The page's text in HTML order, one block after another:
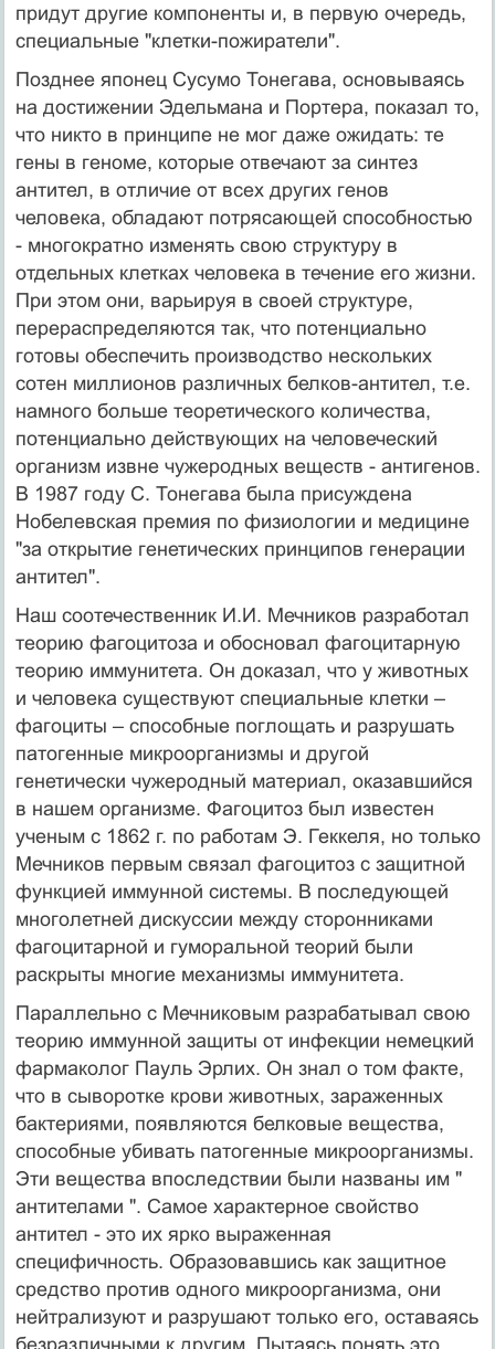
придут другие компоненты и, в первую очередь,
специальные "клетки-пожиратели".
Позднее японец Сусумо Тонегава, основываясь
на достижении Эдельмана и Портера, показал то,
что никто в принципе не мог даже ожидать: те
гены в геноме, которые отвечают за синтез
антител, в отличие от всех других генов
человека, обладают потрясающей способностью
- многократно изменять свою структуру в
отдельных клетках человека в течение его жизни.
При этом они, варьируя в своей структуре,
перераспределяются так, что потенциально
готовы обеспечить производство нескольких
сотен миллионов различных белков-антител, т.е.
намного больше теоретического количества,
потенциально действующих на человеческий
организм извне чужеродных веществ - антигенов.
В 1987 году С. Тонегава была присуждена
Нобелевская премия по физиологии и медицине
"за открытие генетических принципов генерации
антител".
Наш соотечественник И.И. Мечников разработал
теорию фагоцитоза и обосновал фагоцитарную
теорию иммунитета. Он доказал, что у животных
и человека существуют специальные клетки –
фагоциты – способные поглощать и разрушать
патогенные микроорганизмы и другой
генетически чужеродный материал, оказавшийся
в нашем организме. Фагоцитоз был известен
ученым c 1862 г. по работам Э. Геккеля, но только
Мечников первым связал фагоцитоз с защитной
функцией иммунной системы. В последующей
многолетней дискуссии между сторонниками
фагоцитарной и гуморальной теорий были
раскрыты многие механизмы иммунитета.
Параллельно с Мечниковым разрабатывал свою
теорию иммунной защиты от инфекции немецкий
фармаколог Пауль Эрлих. Он знал о том факте,
что в сыворотке крови животных, зараженных
бактериями, появляются белковые вещества,
способные убивать патогенные микроорганизмы.
Эти вещества впоследствии были названы им "
антителами ". Самое характерное свойство
антител - это их ярко выраженная
специфичность. Образовавшись как защитное
средство против одного микроорганизма, они
нейтрализуют и разрушают только его, оставаясь
безразличными к другим. Пытаясь понять это